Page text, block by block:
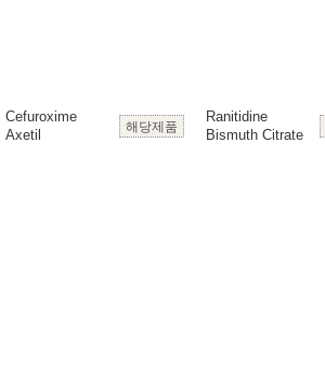
Cefuroxime
Axetil
해당제품
Ranitidine
Bismuth Citrate